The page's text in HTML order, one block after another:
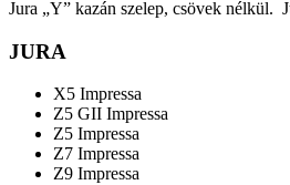
Jura „Y” kazán szelep, csövek nélkül.
JURA
X5 Impressa
Z5 GII Impressa
Z5 Impressa
Z7 Impressa
Z9 Impressa